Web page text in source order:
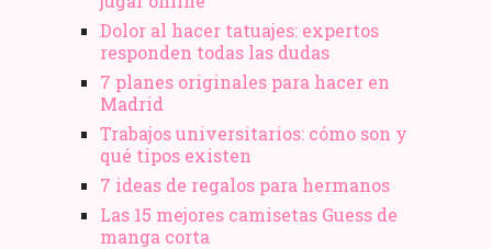
Dolor al hacer tatuajes: expertos
responden todas las dudas
7 planes originales para hacer en
Madrid
Trabajos universitarios: cómo son y
qué tipos existen
7 ideas de regalos para hermanos
Las 15 mejores camisetas Guess de
manga corta